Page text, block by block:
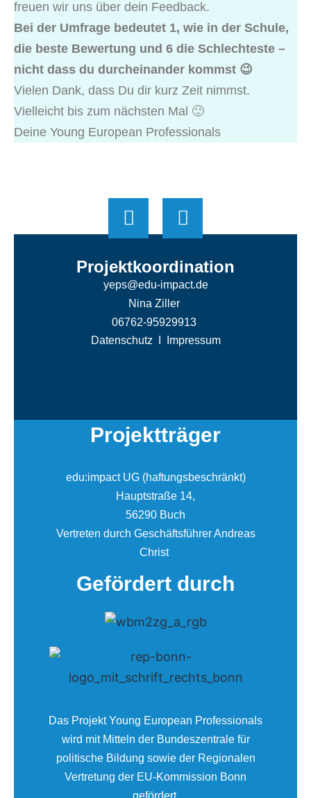
freuen wir uns über dein Feedback.
Bei der Umfrage bedeutet 1, wie in der Schule,
die beste Bewertung und 6 die Schlechteste –
nicht dass du durcheinander kommst 😉
Vielen Dank, dass Du dir kurz Zeit nimmst.
Vielleicht bis zum nächsten Mal 🙂
Deine Young European Professionals
Projektkoordination
yeps@edu-impact.de
Nina Ziller
06762-95929913
Datenschutz
Impressum
Projektträger
edu:impact UG (haftungsbeschränkt)
Hauptstraße 14,
56290 Buch
Vertreten durch Geschäftsführer Andreas
Christ
Gefördert durch
Das Projekt Young European Professionals
wird mit Mitteln der Bundeszentrale für
politische Bildung sowie der Regionalen
Vertretung der EU-Kommission Bonn